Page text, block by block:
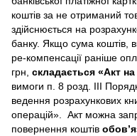
коштів за не отриманий
здійснюється на
банку. Якщо сума коштів,
ре-компенсації раніше
грн, складається «Акт
вимоги п. 8 розд. III
ведення розрахункових
операцій». Акт можна
повернення коштів